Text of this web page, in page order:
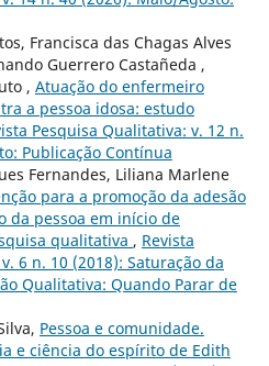
Francisca das Chagas Alves
Guerrero Castañeda ,
, Atuação do enfermeiro
a pessoa idosa: estudo
Pesquisa Qualitativa: v. 12 n.
Publicação Contínua
Fernandes, Liliana Marlene
para a promoção da adesão
da pessoa em início de
qualitativa , Revista
6 n. 10 (2018): Saturação da
Qualitativa: Quando Parar de
Pessoa e comunidade.
e ciência do espírito de Edith